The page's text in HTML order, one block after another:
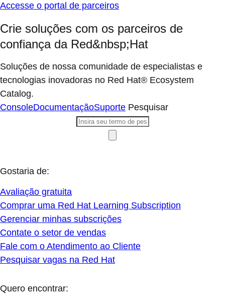
Accesse o portal de parceiros
Crie soluções com os parceiros de
confiança da Red&nbsp;Hat
Soluções de nossa comunidade de especialistas e
tecnologias inovadoras no Red Hat® Ecosystem
Catalog.
ConsoleDocumentaçãoSuporte Pesquisar
Gostaria de:
Avaliação gratuita
Comprar uma Red Hat Learning Subscription
Gerenciar minhas subscrições
Contate o setor de vendas
Fale com o Atendimento ao Cliente
Pesquisar vagas na Red Hat
Quero encontrar: